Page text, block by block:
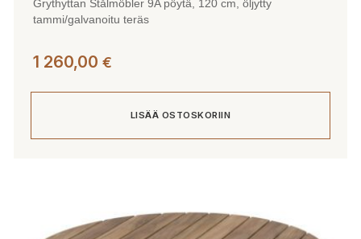
Grythyttan Stålmöbler 9A pöytä, 120 cm, öljytty
tammi/galvanoitu teräs
1 260,00 €
LISÄÄ OSTOSKORIIN